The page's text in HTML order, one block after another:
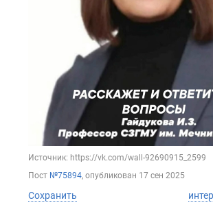
Источник: https://vk.com/wall-92690915_2599
Пост №75894, опубликован 17 сен 2025
Сохранить